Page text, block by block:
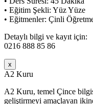
• Eğitim Şekli: Yüz Yüze
• Eğitmenler: Çinli
Detaylı bilgi ve kayıt için:
0216 888 85 86
x
A2 Kuru
A2 Kuru, temel Çince
geliştirmeyi amaçlayan